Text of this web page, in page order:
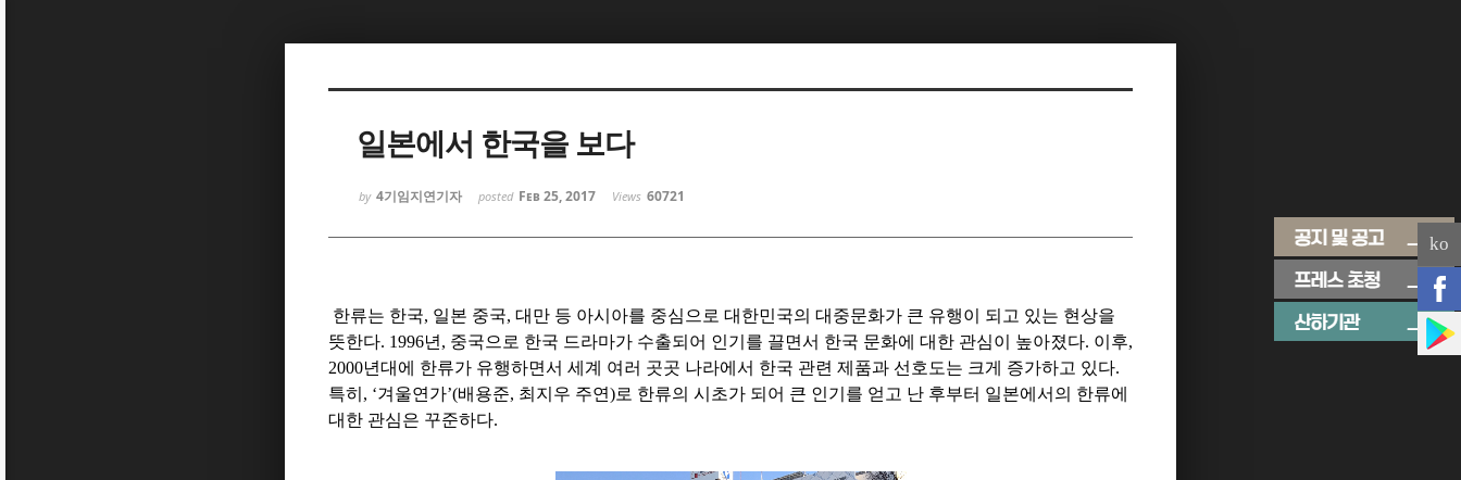
일본에서 한국을 보다
by 4기임지연기자 posted Feb 25, 2017 Views 60721
한류는 한국, 일본 중국, 대만 등 아시아를 중심으로 대한민국의 대중문화가 큰 유행이 되고 있는 현상을
뜻한다. 1996년 , 중국으로 한국 드라마가 수출되어 인기를 끌면서 한국 문화에 대한 관심이 높아졌다. 이후,
2000년대에 한류가 유행하면서 세계 여러 곳곳 나라에서 한국 관련 제품과 선호도는 크게 증가하고 있다.
특히 , ‘겨울연가’(배용준, 최지우 주연)로 한류의 시초가 되어 큰 인기를 얻고 난 후부터 일본에서의 한류에
대한 관심은 꾸준하다.
ko
Sketchbook5, 스케치북5
Sketchbook5, 스케치북5